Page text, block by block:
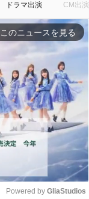
ドラマ出演 CM出演
このニュースを見る
Powered by GliaStudios